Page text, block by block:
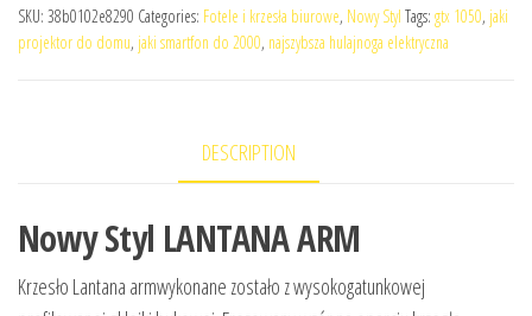
SKU: 38b0102e8290 Categories: Fotele i krzesła biurowe, Nowy Styl Tags: gtx 1050, jaki
projektor do domu, jaki smartfon do 2000, najszybsza hulajnoga elektryczna
DESCRIPTION
Nowy Styl LANTANA ARM
Krzesło Lantana armwykonane zostało z wysokogatunkowej